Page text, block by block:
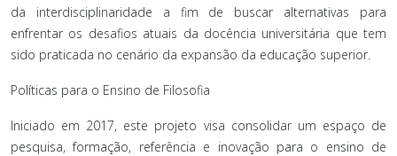
da interdisciplinaridade a fim de buscar alternativas para
enfrentar os desafios atuais da docência universitária que tem
sido praticada no cenário da expansão da educação superior.
Políticas para o Ensino de Filosofia
Iniciado em 2017, este projeto visa consolidar um espaço de
pesquisa, formação, referência e inovação para o ensino de